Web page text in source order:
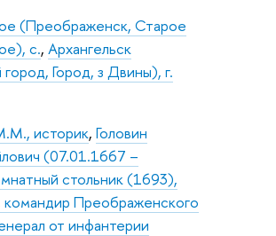
(Преображенск, Старое
с., Архангельск
Город, з Двины), г.
историк, Головин
(07.01.1667 –
стольник (1693),
командир Преображенского
от инфантерии